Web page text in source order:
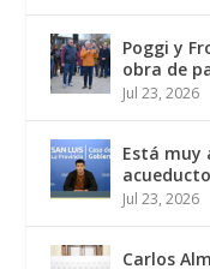
Poggi y
obra de
Jul 23, 2026
Está muy
Jul 23, 2026
Carlos